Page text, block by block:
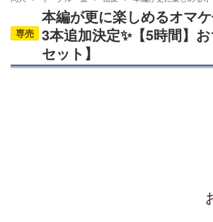
専売
本編が更に楽しめるオマ
3本追加決定✨【5時間】
セット】